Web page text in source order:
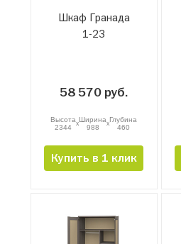
Шкаф Гранада
1-23
58 570 руб.
Высота
2344
xШирина
988
xГлубина
460
Купить в 1 клик